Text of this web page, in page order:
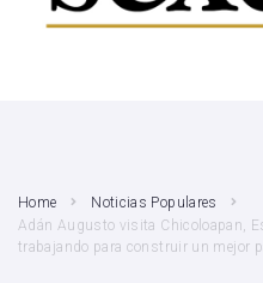
Home
Noticias Populares
Adán Augusto visita Chicoloapan,
trabajando para construir un mejor
SEARCH THIS WEBSITE